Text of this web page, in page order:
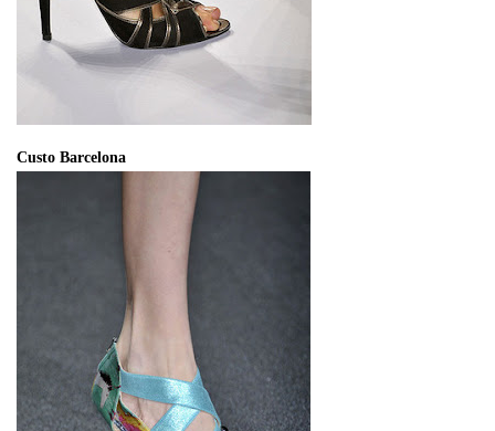
Custo Barcelona